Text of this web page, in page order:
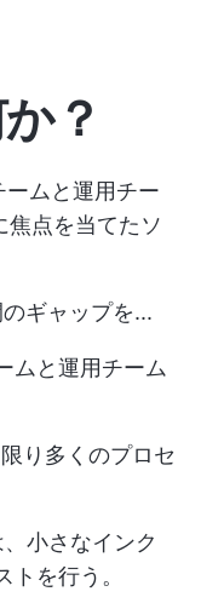
？
ムと運用チー
焦点を当てたソ
ギャップを...
ムと運用チーム
限り多くのプロセ
小さなインク
トを行う。